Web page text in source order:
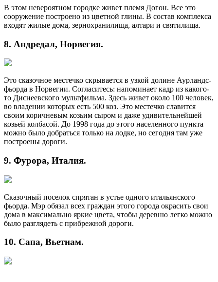
В этом невероятном городке живет племя Догон. Все это
сооружение построено из цветной глины. В состав комплекса
входят жилые дома, зернохранилища, алтари и святилища.
8. Андредал, Норвегия.
Это сказочное местечко скрывается в узкой долине Аурландс-
фьорда в Норвегии. Согласитесь: напоминает кадр из какого-
то Диснеевского мультфильма. Здесь живет около 100 человек,
во владении которых есть 500 коз. Это местечко славится
своим коричневым козьим сыром и даже удивительнейшей
козьей колбасой. До 1998 года до этого населенного пункта
можно было добраться только на лодке, но сегодня там уже
построены дороги.
9. Фурора, Италия.
Сказочный поселок спрятан в устье одного итальянского
фьорда. Мэр обязал всех граждан этого города окрасить свои
дома в максимально яркие цвета, чтобы деревню легко можно
было разглядеть с прибрежной дороги.
10. Сапа, Вьетнам.